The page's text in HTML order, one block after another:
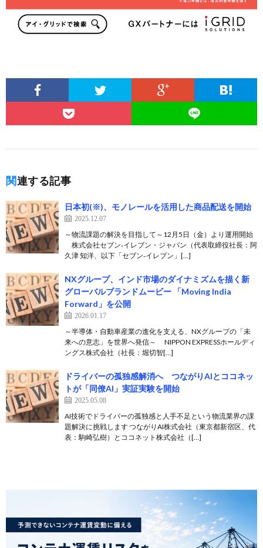
関連する記事
日本初(※)、モノレールを活用した商品配送を開始
2025.12.07
～物流課題の解決を目指して～12月5日（金）より運用開始
株式会社セブン‐イレブン・ジャパン（代表取締役社長：阿
久津 知洋、以下「セブン‐イレブン」[…]
NXグループ、インド市場のダイナミズムを描く新
グローバルブランドムービー 「Moving India
Forward」を公開
2026.01.17
～半導体・自動車産業の進化を支える、NXグループの「未
来への意志」を世界へ発信～ NIPPON EXPRESSホールディ
ングス株式会社（社長：堀切智[…]
ドライバーの孤独感解消へ つながりAIとココネッ
トが「同僚AI」実証実験を開始
2025.05.08
AI技術でドライバーの孤独感と人手不足という物流業界の課
題解決に挑戦します つながりAI株式会社（東京都新宿区、代
表：駒崎弘樹）とココネット株式会社（[…]